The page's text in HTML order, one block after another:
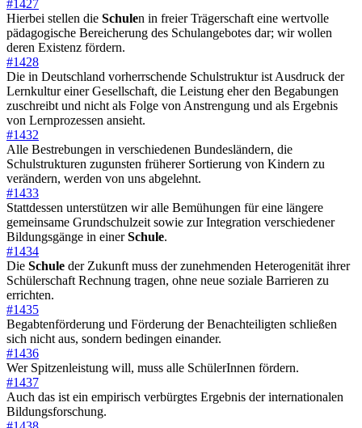
#1427
Hierbei stellen die Schulen in freier Trägerschaft eine wertvolle
pädagogische Bereicherung des Schulangebotes dar; wir wollen
deren Existenz fördern.
#1428
Die in Deutschland vorherrschende Schulstruktur ist Ausdruck der
Lernkultur einer Gesellschaft, die Leistung eher den Begabungen
zuschreibt und nicht als Folge von Anstrengung und als Ergebnis
von Lernprozessen ansieht.
#1432
Alle Bestrebungen in verschiedenen Bundesländern, die
Schulstrukturen zugunsten früherer Sortierung von Kindern zu
verändern, werden von uns abgelehnt.
#1433
Stattdessen unterstützen wir alle Bemühungen für eine längere
gemeinsame Grundschulzeit sowie zur Integration verschiedener
Bildungsgänge in einerSchule.
#1434
Die Schule der Zukunft muss der zunehmenden Heterogenität ihrer
Schülerschaft Rechnung tragen, ohne neue soziale Barrieren zu
errichten.
#1435
Begabtenförderung und Förderung der Benachteiligten schließen
sich nicht aus, sondern bedingen einander.
#1436
Wer Spitzenleistung will, muss alle SchülerInnen fördern.
#1437
Auch das ist ein empirisch verbürgtes Ergebnis der internationalen
Bildungsforschung.